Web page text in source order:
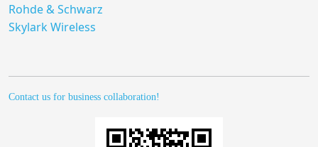
Rohde & Schwarz
Skylark Wireless
Contact us for business collaboration!